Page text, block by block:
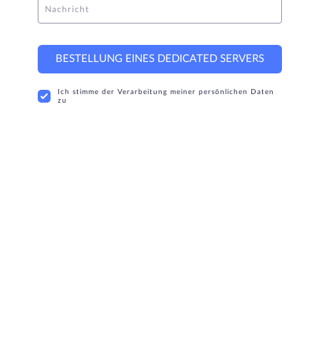
Nachricht
BESTELLUNG EINES DEDICATED SERVERS
Ich stimme der Verarbeitung meiner persönlichen Daten
zu